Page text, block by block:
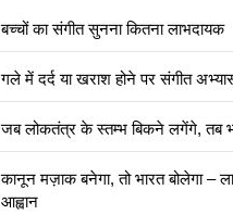
बच्चों का संगीत सुनना कितना लाभदायक
गले में दर्द या खराश होने पर संगीत
जब लोकतंत्र के स्तम्भ बिकने लगेंगे, तब
कानून मज़ाक बनेगा, तो भारत बोलेगा –
आह्वान